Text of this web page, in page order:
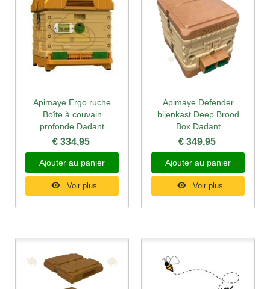
Apimaye Ergo ruche
Boîte à couvain
profonde Dadant
€ 334,95
Ajouter au panier
Voir plus
Apimaye Defender
bijenkast Deep Brood
Box Dadant
€ 349,95
Ajouter au panier
Voir plus